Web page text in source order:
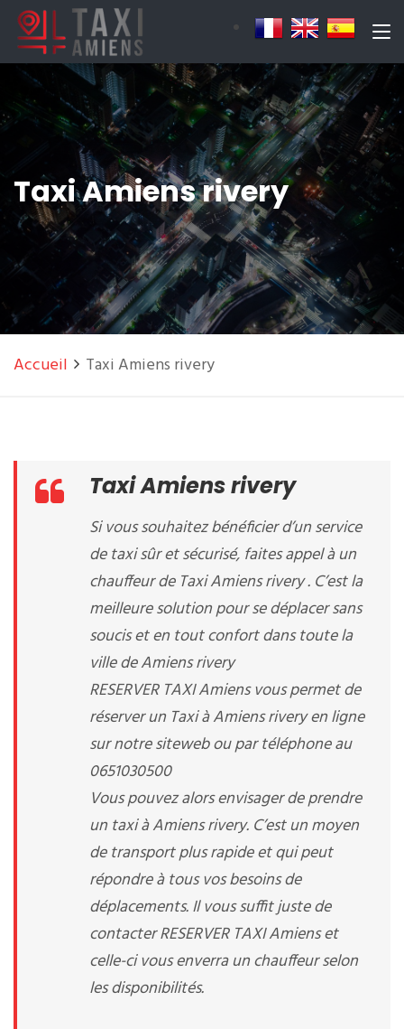
Taxi Amiens rivery
Accueil Taxi Amiens rivery
Taxi Amiens rivery
Si vous souhaitez bénéficier d’un service
de taxi sûr et sécurisé, faites appel à un
chauffeur de Taxi Amiens rivery . C’est la
meilleure solution pour se déplacer sans
soucis et en tout confort dans toute la
ville de Amiens rivery
RESERVER TAXI Amiens vous permet de
réserver un Taxi à Amiens rivery en ligne
sur notre siteweb ou par téléphone au
0651030500
Vous pouvez alors envisager de prendre
un taxi à Amiens rivery. C’est un moyen
de transport plus rapide et qui peut
répondre à tous vos besoins de
déplacements. Il vous suffit juste de
contacter RESERVER TAXI Amiens et
celle-ci vous enverra un chauffeur selon
les disponibilités.